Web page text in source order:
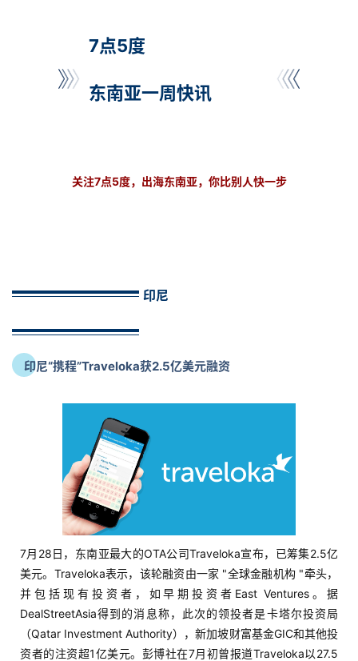
7点5度
东南亚一周快讯
关注7点5度，出海东南亚，你比别人快一步
印尼
印尼“携程”Traveloka获2.5亿美元融资
7月28日，东南亚最大的OTA公司Traveloka宣布，已筹集2.5亿
美元。Traveloka表示，该轮融资由一家 "全球金融机构 "牵头，
并包括现有投资者，如早期投资者East Ventures。据
DealStreetAsia得到的消息称，此次的领投者是卡塔尔投资局
（Qatar Investment Authority），新加坡财富基金GIC和其他投
资者的注资超1亿美元。彭博社在7月初曾报道Traveloka以27.5